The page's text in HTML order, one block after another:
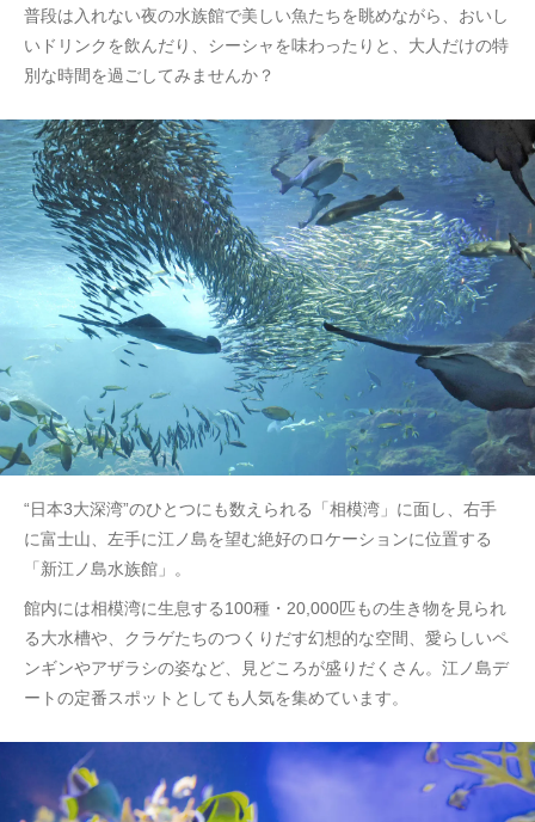
普段は入れない夜の水族館で美しい魚たちを眺めながら、おいし
いドリンクを飲んだり、シーシャを味わったりと、大人だけの特
別な時間を過ごしてみませんか？
“日本3大深湾”のひとつにも数えられる「相模湾」に面し、右手
に富士山、左手に江ノ島を望む絶好のロケーションに位置する
「新江ノ島水族館」。
館内には相模湾に生息する100種・20,000匹もの生き物を見られ
る大水槽や、クラゲたちのつくりだす幻想的な空間、愛らしいペ
ンギンやアザラシの姿など、見どころが盛りだくさん。江ノ島デ
ートの定番スポットとしても人気を集めています。